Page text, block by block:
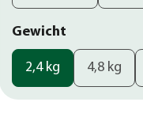
Gewicht
2,4 kg 4,8 kg